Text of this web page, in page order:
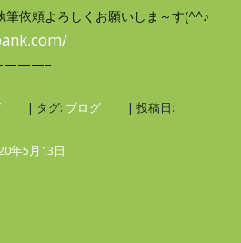
筆依頼よろしくお願いしま～す(^^♪
| タグ: ブログ | 投稿日:
年5月13日